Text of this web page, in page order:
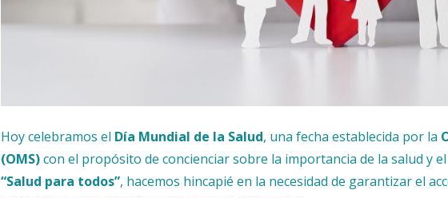
Hoy celebramos el Día Mundial de la Salud, una fecha establecida por la
(OMS)con el propósito de concienciar sobre la importancia de la salud y
“Salud para todos”, hacemos hincapié en la necesidad de garantizar el